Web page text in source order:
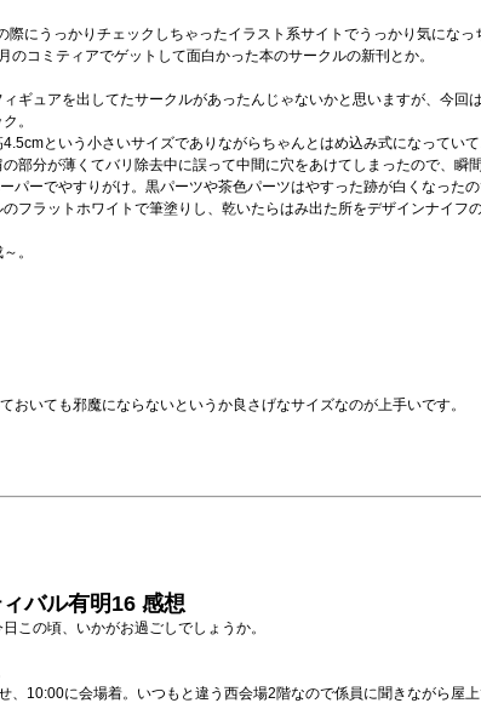
にうっかりチェックしちゃったイラスト系サイトでうっかり気になっ
のコミティアでゲットして面白かった本のサークルの新刊とか。
ギュアを出してたサークルがあったんじゃないかと思いますが、今回
。
という小さいサイズでありながらちゃんとはめ込み式になっていて
部分が薄くてバリ除去中に誤って中間に穴をあけてしまったので、
パーでやすりがけ。黒パーツや茶色パーツはやすった跡が白くなった
フラットホワイトで筆塗りし、乾いたらはみ出た所をデザインナイ
。
おいても邪魔にならないというか良さげなサイズなのが上手いです。
バル有明16 感想
この頃、いかがお過ごしでしょうか。
、10:00に会場着。いつもと違う西会場2階なので係員に聞きながら屋